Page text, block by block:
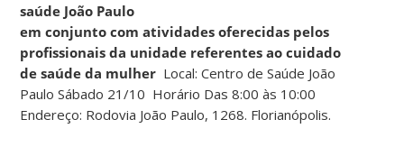
saúde João Paulo
em conjunto com atividades oferecidas pelos
profissionais da unidade referentes ao cuidado
de saúde da mulher Local: Centro de Saúde João
Paulo Sábado 21/10 Horário Das 8:00 às 10:00
Endereço: Rodovia João Paulo, 1268. Florianópolis.